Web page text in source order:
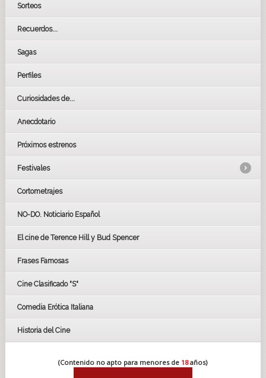
Sorteos
Recuerdos...
Sagas
Perfiles
Curiosidades de...
Anecdotario
Próximos estrenos
Festivales
LOS OSCARS
GOYAS
BAFTA
Cortometrajes
NO-DO. Noticiario Español
El cine de Terence Hill y Bud Spencer
Frases Famosas
Cine Clasificado "S"
Comedia Erótica Italiana
Historia del Cine
(Contenido no apto para menores de 18años)